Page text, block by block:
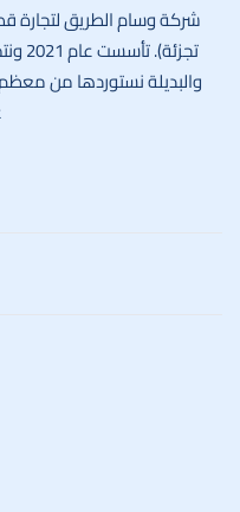
شركة وسام الطريق لتجارة
والبديلة نستوردها من معظم